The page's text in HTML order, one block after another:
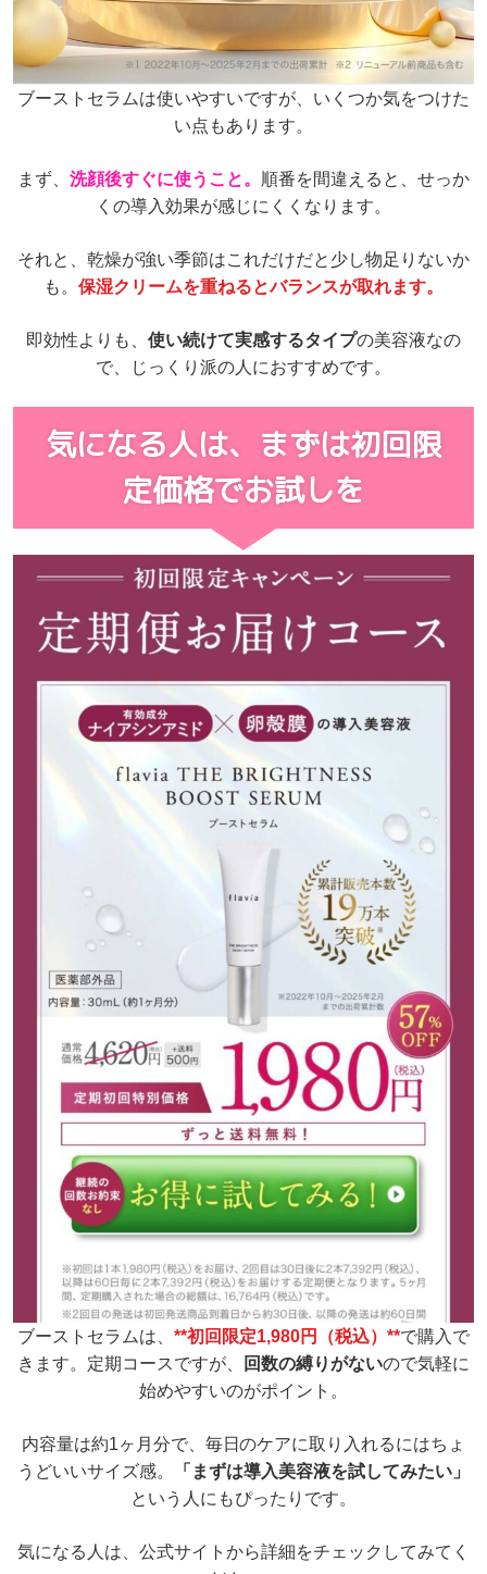
ブーストセラムは使いやすいですが、いくつか気をつけた
い点もあります。
まず、洗顔後すぐに使うこと。 順番を間違えると、せっか
くの導入効果が感じにくくなります。
それと、乾燥が強い季節はこれだけだと少し物足りないか
も。保湿クリームを重ねるとバランスが取れます。
即効性よりも、使い続けて実感するタイプの美容液なの
で、
じっくり派の人におすすめです。
気になる人は、 まずは初回限
定価格でお試しを
ブーストセラムは、**初回限定1,980円（税込）**で購入で
きます。 定期コースですが、 回数の縛りがないので気軽に
始めやすいのがポイント。
内容量は約1ヶ月分で、 毎日のケアに取り入れるにはちょ
うどいいサイズ感。
「まずは導入美容液を試してみたい」
という人にもぴったりです。
気になる人は、公式サイトから詳細をチェックしてみてく